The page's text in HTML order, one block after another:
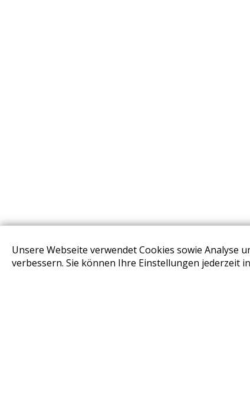
Unsere Webseite verwendet Cookies sowie
verbessern. Sie können Ihre Einstellungen jederzeit
STORES